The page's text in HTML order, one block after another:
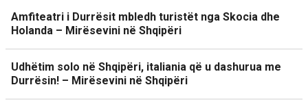
Amfiteatri i Durrësit mbledh turistët nga Skocia dhe
Holanda – Mirësevini në Shqipëri
Udhëtim solo në Shqipëri, italiania që u dashurua me
Durrësin! – Mirësevini në Shqipëri